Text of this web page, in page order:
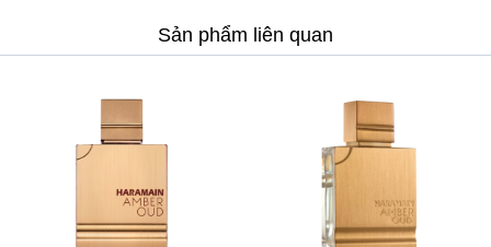
Sản phẩm liên quan